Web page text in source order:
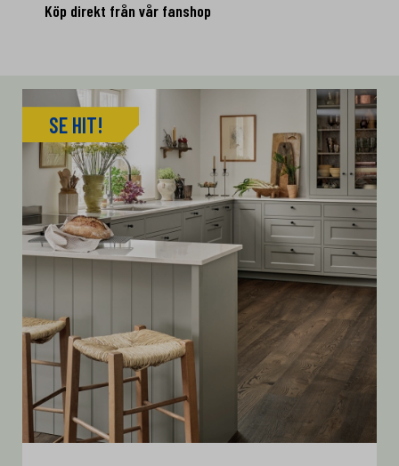
Köp direkt från vår fanshop
SE HIT!